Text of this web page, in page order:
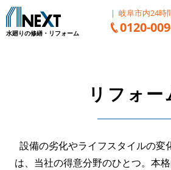
水廻りの修繕・リフォーム
岐阜市内24時
0120-
リフォー
設備の劣化やライフスタイルの変
は、 当社の得意分野のひとつ。本